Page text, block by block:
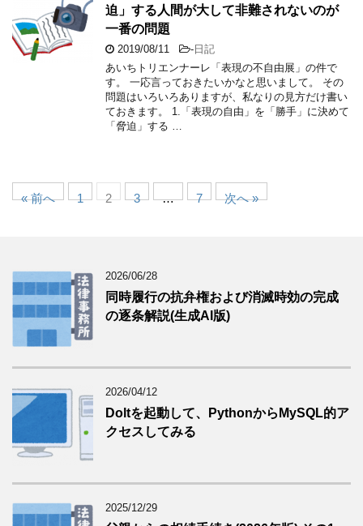
迫」する人間が大して非難されないのが
一番の問題
2019/08/11 - 日記
あいちトリエンナーレ「表現の不自由展」の件で
す。 一応言っておきたいかなと思いまして。 その
問題はいろいろありますが、私なりの見方だけ書い
ておきます。 1.「表現の自由」を「勝手」に決めて
「脅迫」する …
« 前へ 1 2 3 … 7 次へ »
2026/06/28
同時履行の抗弁権および消滅時効の完成
の逐条解説(生成AI版)
2026/04/12
Doltを起動して、PythonからMySQL的ア
クセスしてみる
2025/12/29